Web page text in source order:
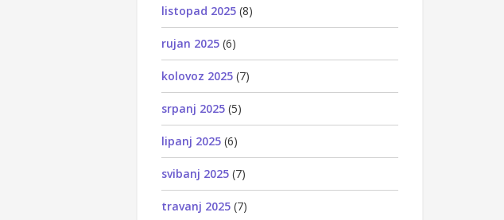
listopad 2025 (8)
rujan 2025 (6)
kolovoz 2025 (7)
srpanj 2025 (5)
lipanj 2025 (6)
svibanj 2025 (7)
travanj 2025 (7)